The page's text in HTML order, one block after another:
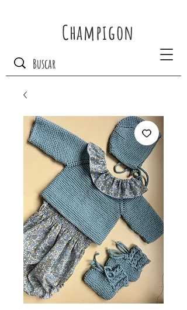
Champigon